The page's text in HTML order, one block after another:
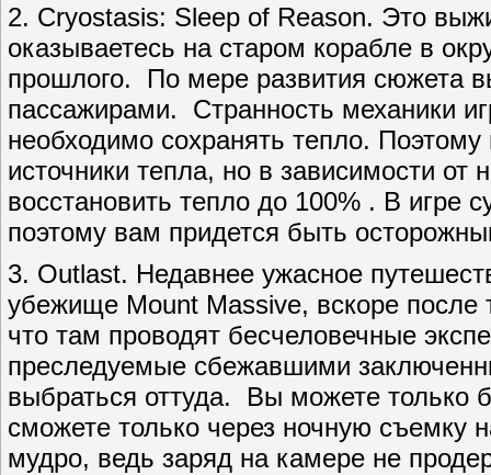
2. Cryostasis: Sleep of Reason. Это
оказываетесь на старом корабле в
прошлого. По мере развития сюжета
пассажирами. Странность механики
необходимо сохранять тепло. Поэтому
источники тепла, но в зависимости от
восстановить тепло до 100% . В игре
поэтому вам придется быть
3. Outlast. Недавнее ужасное
убежище Mount Massive, вскоре после
что там проводят бесчеловечные
преследуемые сбежавшими
выбраться оттуда. Вы можете только
сможете только через ночную съемку
мудро, ведь заряд на камере не